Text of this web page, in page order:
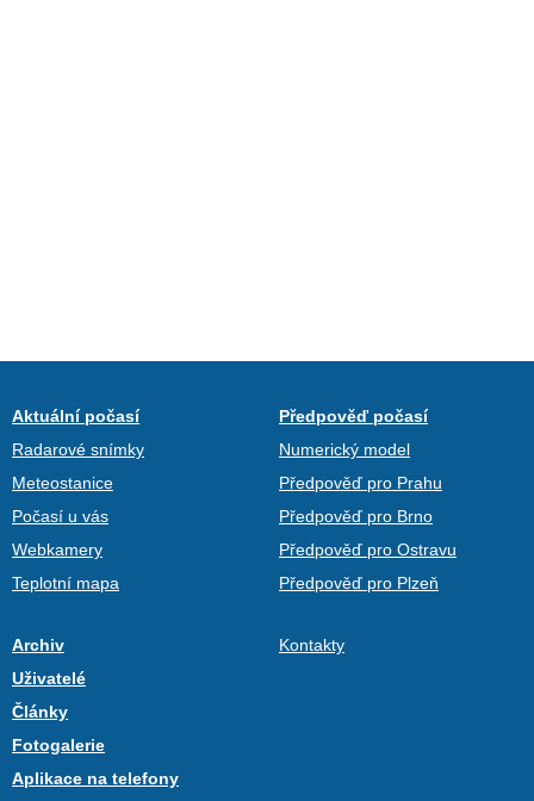
Aktuální počasí
Radarové snímky
Meteostanice
Počasí u vás
Webkamery
Teplotní mapa
Předpověď počasí
Numerický model
Předpověď pro Prahu
Předpověď pro Brno
Předpověď pro Ostravu
Předpověď pro Plzeň
Archiv
Uživatelé
Články
Fotogalerie
Aplikace na telefony
Kontakty